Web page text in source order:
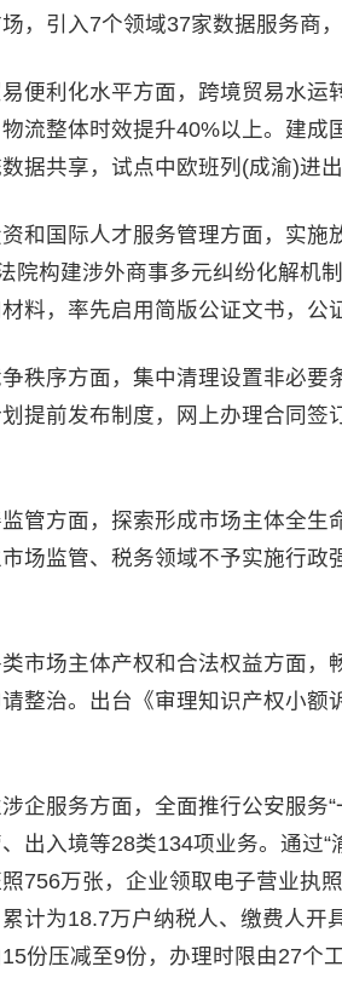
，引入7个领域37家数据服务商
利化水平方面，跨境贸易水运
流整体时效提升40%以上。建成
据共享，试点中欧班列(成渝)进
国际人才服务管理方面，实施
院构建涉外商事多元纠纷化解机
料，率先启用简版公证文书，公
序方面，集中清理设置非必要
提前发布制度，网上办理合同
方面，探索形成市场主体全生命
场监管、税务领域不予实施行
场主体产权和合法权益方面，
整治。出台《审理知识产权小
服务方面，全面推行公安服务“
出入境等28类134项业务。通过“
756万张，企业领取电子营业执
计为18.7万户纳税人、缴费人
份压减至9份，办理时限由27个